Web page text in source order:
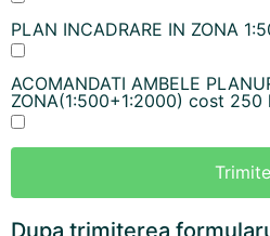
PLAN INCADRARE IN ZONA
ACOMANDATI AMBELE
ZONA(1:500+1:2000) cost 250
Trimite
Dupa trimiterea